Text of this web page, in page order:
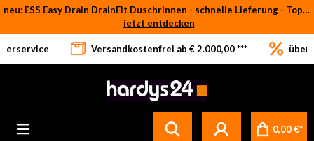
Zum Hauptinhalt springen
neu: ESS Easy Drain DrainFit Duschrinnen - schnelle Lieferung - Top-Preise
jetzt entdecken
Versandkostenfrei ab € 2.000,00 *** über
0,00 €*